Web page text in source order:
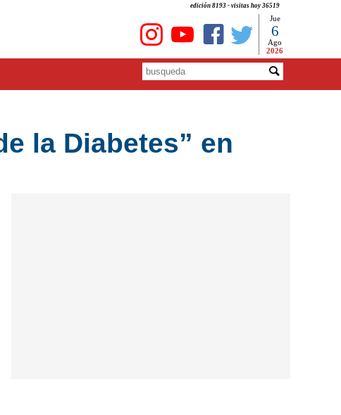
edición 8193 - visitas hoy 36519
Jue
6
Ago
2026
la Diabetes” en